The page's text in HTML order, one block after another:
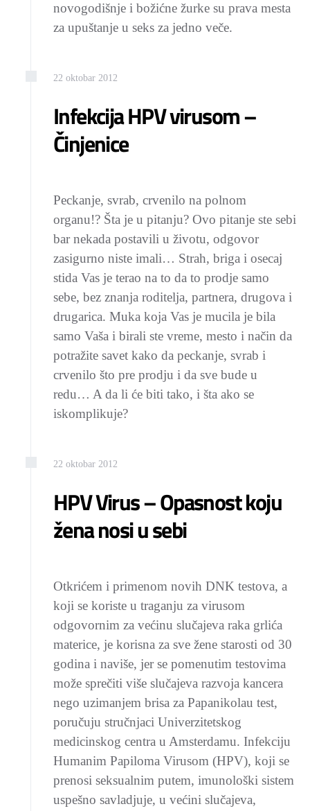
novogodišnje i božićne žurke su prava mesta
za upuštanje u seks za jedno veče.
22 oktobar 2012
Infekcija HPV virusom –
Činjenice
Peckanje, svrab, crvenilo na polnom
organu!? Šta je u pitanju? Ovo pitanje ste sebi
bar nekada postavili u životu, odgovor
zasigurno niste imali… Strah, briga i osecaj
stida Vas je terao na to da to prodje samo
sebe, bez znanja roditelja, partnera, drugova i
drugarica. Muka koja Vas je mucila je bila
samo Vaša i birali ste vreme, mesto i način da
potražite savet kako da peckanje, svrab i
crvenilo što pre prodju i da sve bude u
redu… A da li će biti tako, i šta ako se
iskomplikuje?
22 oktobar 2012
HPV Virus – Opasnost koju
žena nosi u sebi
Otkrićem i primenom novih DNK testova, a
koji se koriste u traganju za virusom
odgovornim za većinu slučajeva raka grlića
materice, je korisna za sve žene starosti od 30
godina i naviše, jer se pomenutim testovima
može sprečiti više slučajeva razvoja kancera
nego uzimanjem brisa za Papanikolau test,
poručuju stručnjaci Univerzitetskog
medicinskog centra u Amsterdamu. Infekciju
Humanim Papiloma Virusom (HPV), koji se
prenosi seksualnim putem, imunološki sistem
uspešno savladjuje, u većini slučajeva,